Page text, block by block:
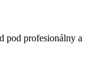
pod profesionálny a